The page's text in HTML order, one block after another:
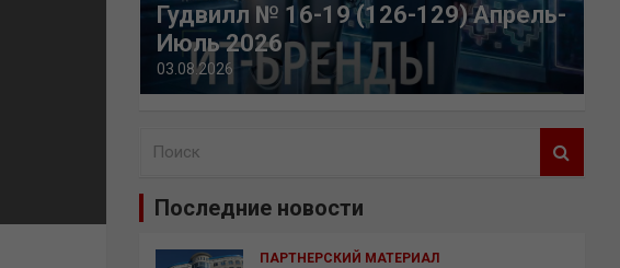
Гудвилл № 16-19 (126-129) Апрель-
Июль 2026
03.08.2026
Последние новости
ПАРТНЕРСКИЙ МАТЕРИАЛ